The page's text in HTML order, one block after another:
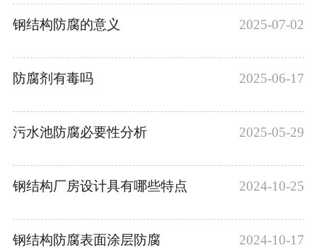
钢结构防腐的意义 2025-07-02
防腐剂有毒吗 2025-06-17
污水池防腐必要性分析 2025-05-29
钢结构厂房设计具有哪些特点 2024-10-25
钢结构防腐表面涂层防腐 2024-10-17